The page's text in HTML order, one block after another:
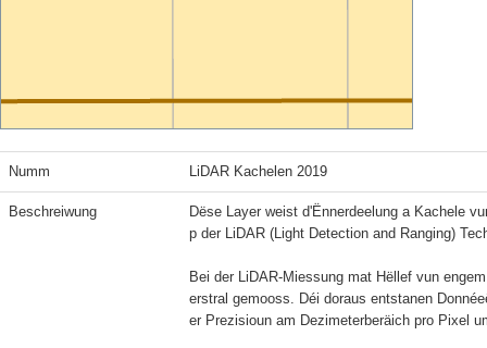
Numm LiDAR Kachelen 2019
Beschreiwung
Dëse Layer weist d'Ënnerdeelung a Kachele
p der LiDAR (Light Detection and Ranging)
Bei der LiDAR-Miessung mat Hëllef vun
erstral gemooss. Déi doraus entstanen
er Prezisioun am Dezimeterberäich pro Pixel